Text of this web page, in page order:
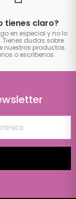
tienes claro?
en especial y no lo
Tienes dudas sobre
nuestros productos.
o escribenos.